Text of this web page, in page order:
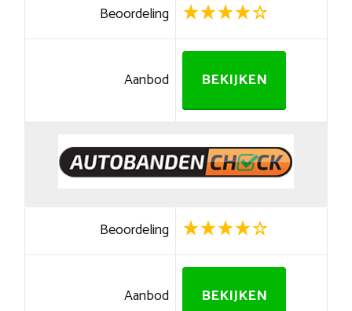
Beoordeling
Aanbod BEKIJKEN
Beoordeling
Aanbod BEKIJKEN